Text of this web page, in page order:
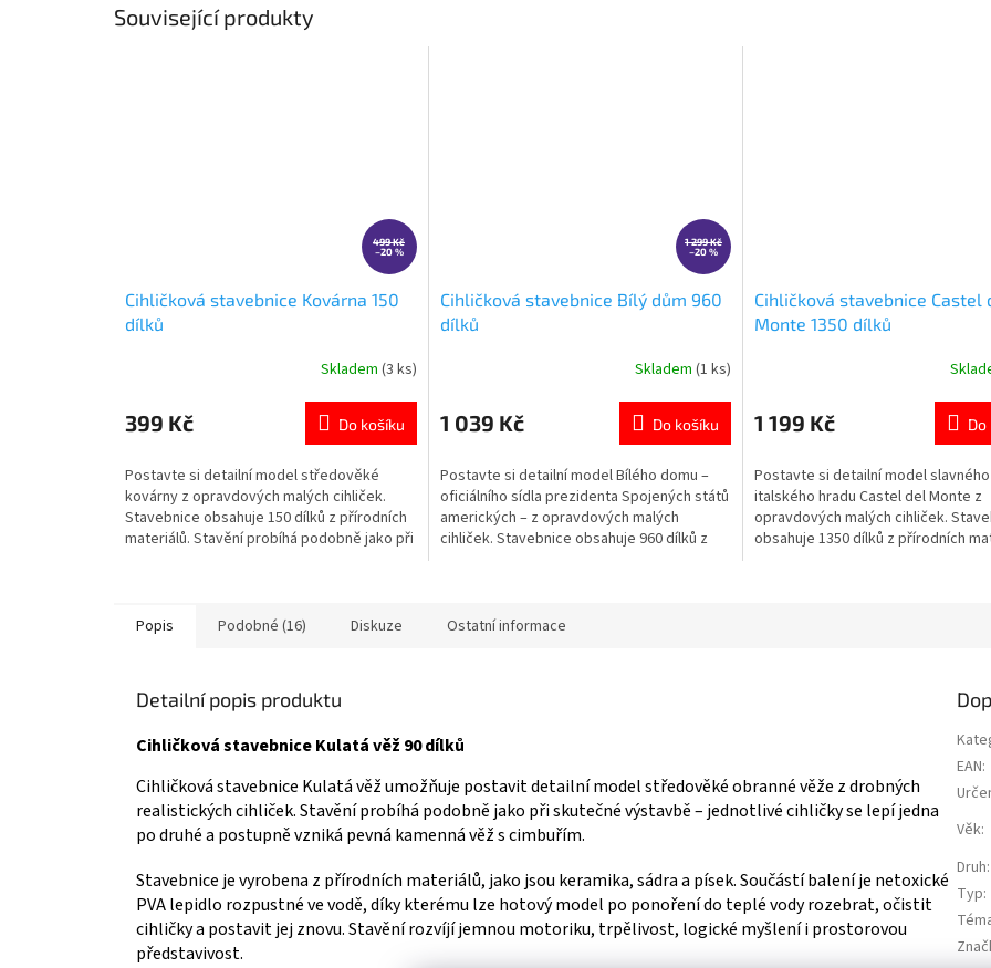
Související produkty
499 Kč
–20 %
Cihličková stavebnice Kovárna 150
dílků
produktu
je
z
5
hvězdiček.
Skladem (3 ks)
399 Kč Do košíku
Postavte si detailní model středověké
kovárny z opravdových malých cihliček.
Stavebnice obsahuje 150 dílků z přírodních
materiálů. Stavění probíhá podobně jako při
1 299 Kč
–20 %
Cihličková stavebnice Bílý dům 960
dílků
produktu
je
z
5
hvězdiček.
Skladem(1 ks)
1 039 Kč Do košíku
Postavte si detailní model Bílého domu –
oficiálního sídla prezidenta Spojených států
amerických – z opravdových malých
cihliček. Stavebnice obsahuje 960 dílků z
děti i...
Cihličková stavebnice Castel
Monte 1350 dílků
produktu
je
z
5
hvězdiček.
1 199 Kč Do
Postavte si detailní model slavného
italského hradu Castel del Monte z
opravdových malých cihliček.
obsahuje 1350 dílků z přírodních
Popis Podobné (16) Diskuze Ostatní informace
Detailní popis produktu
Cihličková stavebnice Kulatá věž 90 dílků
Cihličková stavebnice Kulatá věž umožňuje postavit detailní model středověké obranné věže z drobných
realistických cihliček. Stavění probíhá podobně jako při skutečné výstavbě – jednotlivé cihličky se lepí jedna
po druhé a postupně vzniká pevná kamenná věž s cimbuřím.
Stavebnice je vyrobena z přírodních materiálů, jako jsou keramika, sádra a písek. Součástí balení je netoxické
PVA lepidlo rozpustné ve vodě, díky kterému lze hotový model po ponoření do teplé vody rozebrat, očistit
cihličky a postavit jej znovu. Stavění rozvíjí jemnou motoriku, trpělivost, logické myšlení i prostorovou
představivost.
EAN:
Věk:
Druh:
Typ: